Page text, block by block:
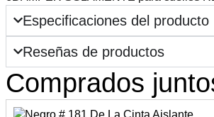
Especificaciones del producto
Reseñas de productos
Comprados